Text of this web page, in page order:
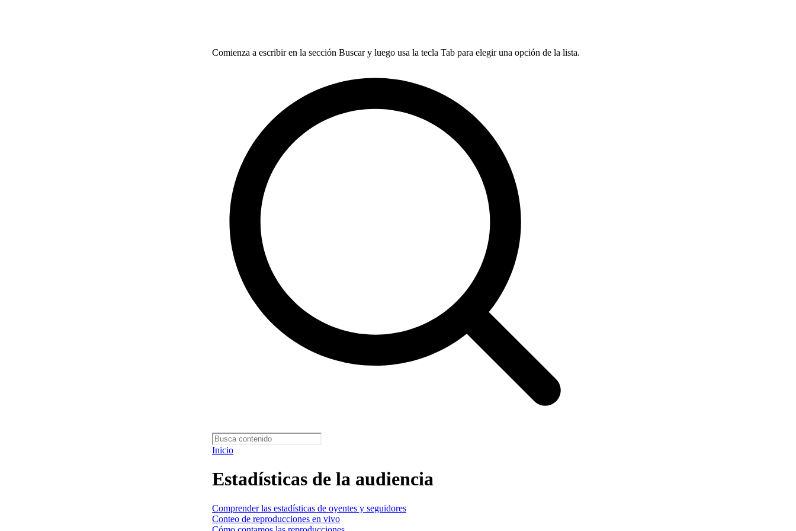
Comienza a escribir en la sección Buscar y luego usa la tecla Tab para elegir una opción de la lista.
Inicio
Estadísticas de la audiencia
Comprender las estadísticas de oyentes y seguidores
Conteo de reproducciones en vivo